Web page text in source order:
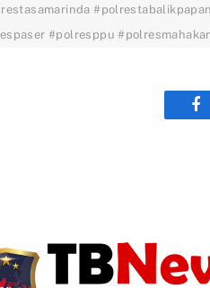
#polresppu